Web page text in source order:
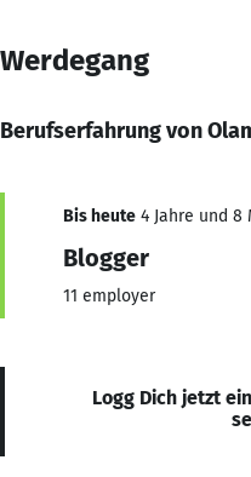
Werdegang
Berufserfahrung von
Bis heute 4 Jahre und 8
Blogger
11 employer
Logg Dich jetzt